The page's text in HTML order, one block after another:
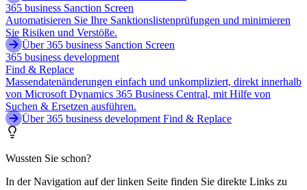
365 business Sanction Screen
Automatisieren Sie Ihre Sanktionslistenprüfungen und minimieren
Sie Risiken und Verstöße.
Über 365 business Sanction Screen
365 business development
Find & Replace
Massendatenänderungen einfach und unkompliziert, direkt innerhalb
von Microsoft Dynamics 365 Business Central, mit Hilfe von
Suchen & Ersetzen ausführen.
Über 365 business development Find & Replace
Wussten Sie schon?
In der Navigation auf der linken Seite finden Sie direkte Links zu